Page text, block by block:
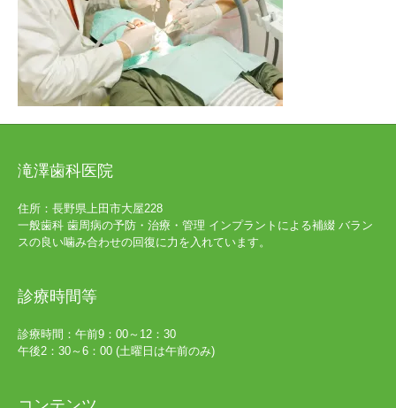
滝澤歯科医院
住所：長野県上田市大屋228
一般歯科 歯周病の予防・治療・管理 インプラントによる補綴 バラン
スの良い噛み合わせの回復に力を入れています。
診療時間等
診療時間：午前9：00～12：30
午後2：30～6：00 (土曜日は午前のみ)